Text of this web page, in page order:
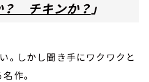
？ チキンか？」
。しかし聞き手にワクワクと
作。